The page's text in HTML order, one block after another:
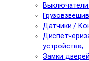
Датчики /
устройства,
Замки